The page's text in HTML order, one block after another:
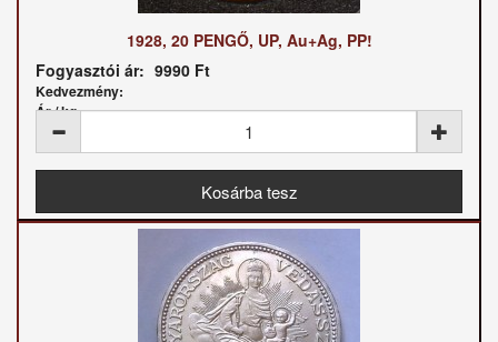
1928, 20 PENGŐ, UP, Au+Ag, PP!
Fogyasztói ár: 9990 Ft
Kedvezmény:
Ár / kg: